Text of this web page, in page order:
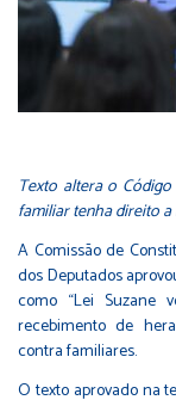
Texto altera o
familiar tenha direito
A Comissão de
dos Deputados
como “Lei Suzane
recebimento de
contra familiares.
O texto aprovado na